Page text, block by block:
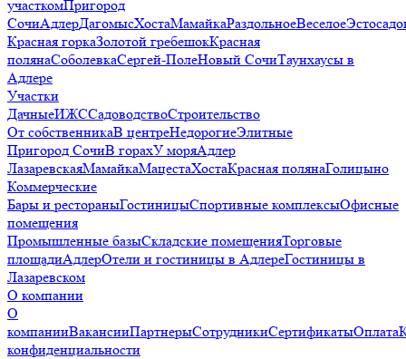
участкомПригород
СочиАдлерДагомысХостаМамайкаРаздольноеВеселое
Красная горкаЗолотой гребешокКрасная
полянаСоболевкаСергей-ПолеНовый СочиТаунхаусы в
Адлере
Участки
ДачныеИЖССадоводствоСтроительство
От собственникаВ центреНедорогиеЭлитные
Пригород СочиВ горахУ моряАдлер
ЛазаревскаяМамайкаМацестаХостаКрасная полянаГолицыно
Коммерческие
Бары и рестораныГостиницыСпортивные комплексыОфисные
помещения
Промышленные базыСкладские помещенияТорговые
площадиАдлерОтели и гостиницы в АдлереГостиницы в
Лазаревском
О компании
О
компанииВакансииПартнерыСотрудникиСертификатыОплата
конфиденциальности